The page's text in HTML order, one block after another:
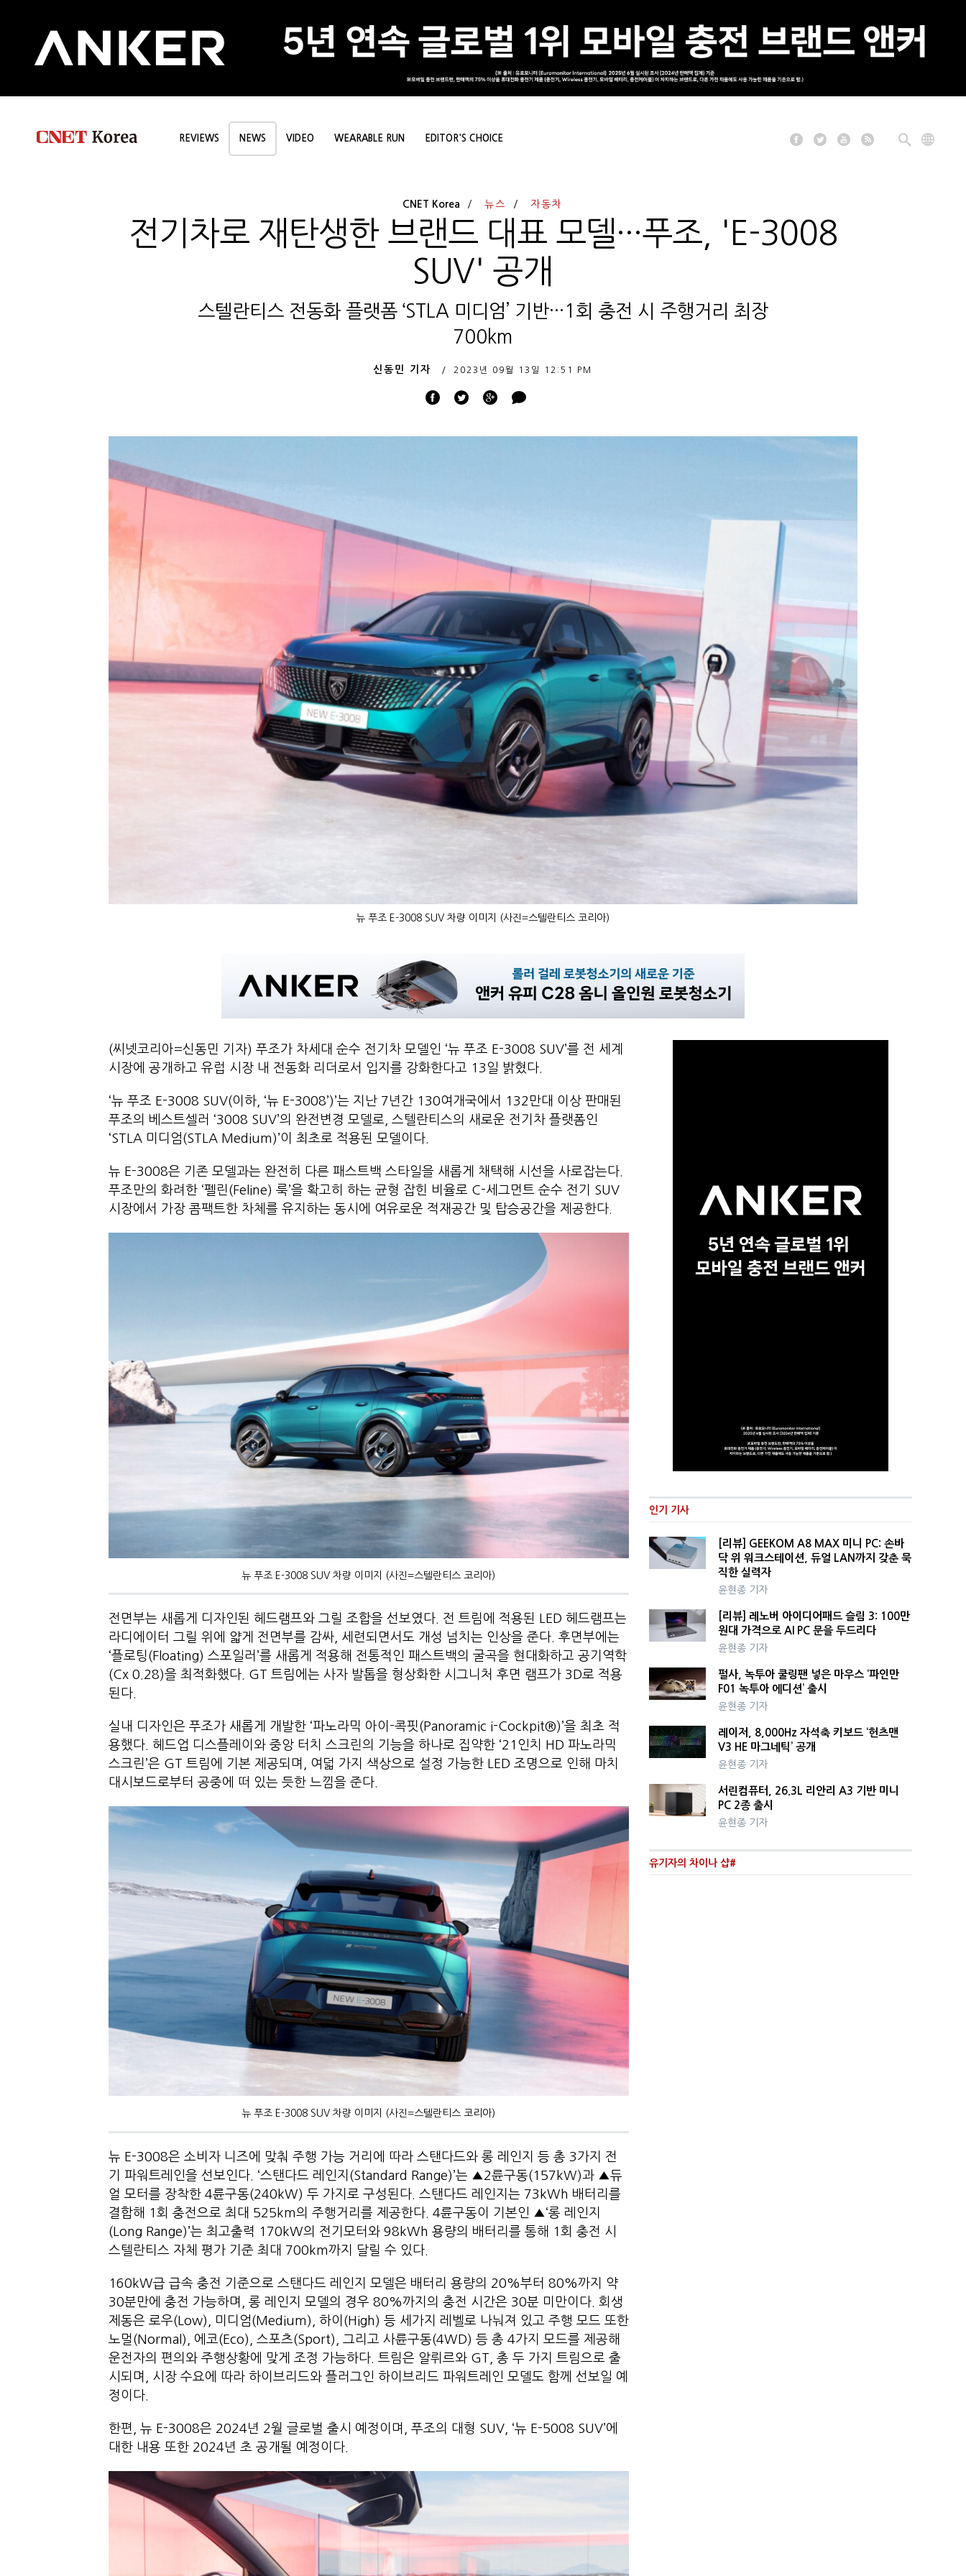
REVIEWS NEWS VIDEO WEARABLE RUN EDITOR'S CHOICE
CNET Korea 뉴스 자동차
전기차로 재탄생한 브랜드 대표 모델···푸조, 'E-3008
SUV' 공개
스텔란티스 전동화 플랫폼 ‘STLA 미디엄’ 기반···1회 충전 시 주행거리 최장
700km
신동민 기자 2023년 09월 13일 12:51 PM
뉴 푸조 E-3008 SUV 차량 이미지 (사진=스텔란티스 코리아)
(씨넷코리아=신동민 기자) 푸조가 차세대 순수 전기차 모델인 ‘뉴 푸조 E-3008 SUV’를 전 세계
시장에 공개하고 유럽 시장 내 전동화 리더로서 입지를 강화한다고 13일 밝혔다.
‘뉴 푸조 E-3008 SUV(이하, ‘뉴 E-3008’)’는 지난 7년간 130여개국에서 132만대 이상 판매된
푸조의 베스트셀러 ‘3008 SUV’의 완전변경 모델로, 스텔란티스의 새로운 전기차 플랫폼인
‘STLA 미디엄(STLA Medium)’이 최초로 적용된 모델이다.
뉴 E-3008은 기존 모델과는 완전히 다른 패스트백 스타일을 새롭게 채택해 시선을 사로잡는다.
푸조만의 화려한 ‘펠린(Feline) 룩’을 확고히 하는 균형 잡힌 비율로 C-세그먼트 순수 전기 SUV
시장에서 가장 콤팩트한 차체를 유지하는 동시에 여유로운 적재공간 및 탑승공간을 제공한다.
뉴 푸조 E-3008 SUV 차량 이미지 (사진=스텔란티스 코리아)
전면부는 새롭게 디자인된 헤드램프와 그릴 조합을 선보였다. 전 트림에 적용된 LED 헤드램프는
라디에이터 그릴 위에 얇게 전면부를 감싸, 세련되면서도 개성 넘치는 인상을 준다. 후면부에는
‘플로팅(Floating) 스포일러’를 새롭게 적용해 전통적인 패스트백의 굴곡을 현대화하고 공기역학
(Cx 0.28)을 최적화했다. GT 트림에는 사자 발톱을 형상화한 시그니처 후면 램프가 3D로 적용
된다.
실내 디자인은 푸조가 새롭게 개발한 ‘파노라믹 아이-콕핏(Panoramic i-Cockpit®)’을 최초 적
용했다. 헤드업 디스플레이와 중앙 터치 스크린의 기능을 하나로 집약한 ‘21인치 HD 파노라믹
스크린’은 GT 트림에 기본 제공되며, 여덟 가지 색상으로 설정 가능한 LED 조명으로 인해 마치
대시보드로부터 공중에 떠 있는 듯한 느낌을 준다.
뉴 푸조 E-3008 SUV 차량 이미지 (사진=스텔란티스 코리아)
뉴 E-3008은 소비자 니즈에 맞춰 주행 가능 거리에 따라 스탠다드와 롱 레인지 등 총 3가지 전
기 파워트레인을 선보인다. ‘스탠다드 레인지(Standard Range)’는 ▲2륜구동(157kW)과 ▲듀
얼 모터를 장착한 4륜구동(240kW) 두 가지로 구성된다. 스탠다드 레인지는 73kWh 배터리를
결합해 1회 충전으로 최대 525km의 주행거리를 제공한다. 4륜구동이 기본인 ▲‘롱 레인지
(Long Range)’는 최고출력 170kW의 전기모터와 98kWh 용량의 배터리를 통해 1회 충전 시
스텔란티스 자체 평가 기준 최대 700km까지 달릴 수 있다.
160kW급 급속 충전 기준으로 스탠다드 레인지 모델은 배터리 용량의 20%부터 80%까지 약
30분만에 충전 가능하며, 롱 레인지 모델의 경우 80%까지의 충전 시간은 30분 미만이다. 회생
제동은 로우(Low), 미디엄(Medium), 하이(High) 등 세가지 레벨로 나눠져 있고 주행 모드 또한
노멀(Normal), 에코(Eco), 스포츠(Sport), 그리고 사륜구동(4WD) 등 총 4가지 모드를 제공해
운전자의 편의와 주행상황에 맞게 조정 가능하다. 트림은 알뤼르와 GT, 총 두 가지 트림으로 출
시되며, 시장 수요에 따라 하이브리드와 플러그인 하이브리드 파워트레인 모델도 함께 선보일 예
정이다.
한편, 뉴 E-3008은 2024년 2월 글로벌 출시 예정이며, 푸조의 대형 SUV, ‘뉴 E-5008 SUV’에
대한 내용 또한 2024년 초 공개될 예정이다.
인기 기사
[리뷰] GEEKOM A8 MAX 미니 PC: 손바
닥 위 워크스테이션, 듀얼 LAN까지 갖춘 묵
직한 실력자
윤현종 기자
[리뷰] 레노버 아이디어패드 슬림 3: 100만
원대 가격으로 AI PC 문을 두드리다
윤현종 기자
펄사, 녹투아 쿨링팬 넣은 마우스 ‘파인만
F01 녹투아 에디션’ 출시
윤현종 기자
레이저, 8,000Hz 자석축 키보드 ‘헌츠맨
V3 HE 마그네틱’ 공개
윤현종 기자
서린컴퓨터, 26.3L 리안리 A3 기반 미니
PC 2종 출시
윤현종 기자
유기자의 차이나 샵#